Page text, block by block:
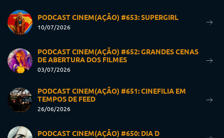
PODCAST CINEM(AÇÃO) #653: SUPERGIRL
10/07/2026
PODCAST CINEM(AÇÃO) #652: GRANDES CENAS
DE ABERTURA DOS FILMES
03/07/2026
PODCAST CINEM(AÇÃO) #651: CINEFILIA EM
TEMPOS DE FEED
26/06/2026
PODCAST CINEM(AÇÃO) #650: DIA D